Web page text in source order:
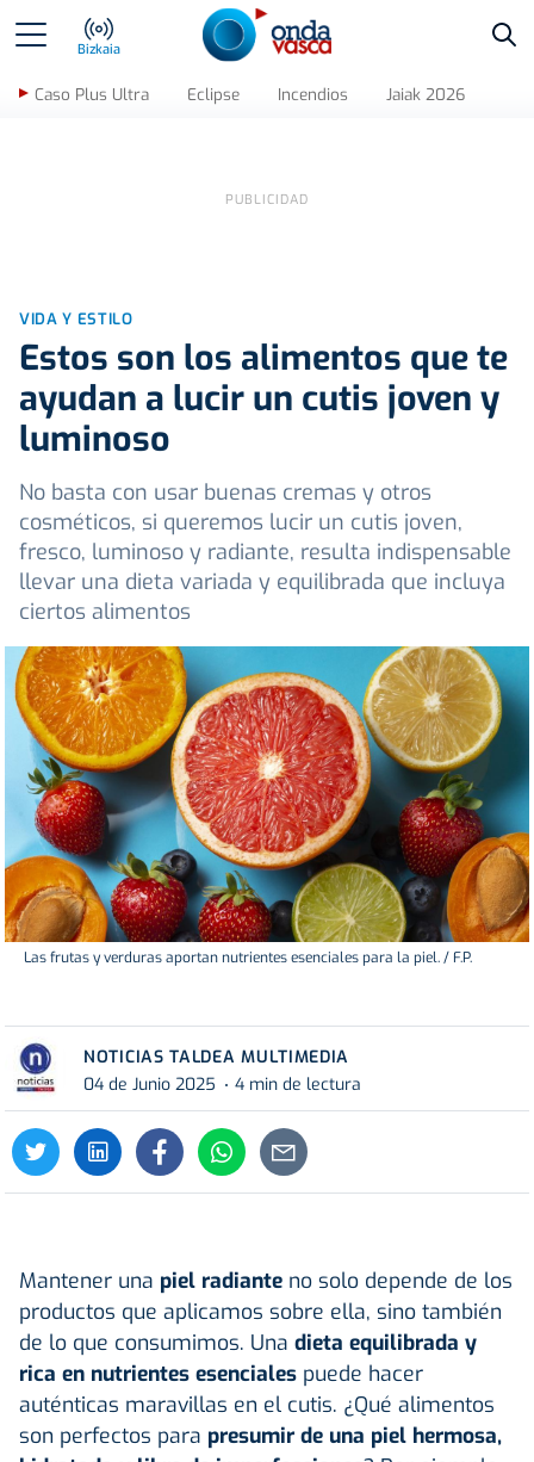
Bizkaia
Caso Plus Ultra Eclipse Incendios Jaiak 2026
VIDA Y ESTILO
Estos son los alimentos que te
ayudan a lucir un cutis joven y
luminoso
No basta con usar buenas cremas y otros
cosméticos, si queremos lucir un cutis joven,
fresco, luminoso y radiante, resulta indispensable
llevar una dieta variada y equilibrada que incluya
ciertos alimentos
Las frutas y verduras aportan nutrientes esenciales para la piel. / F.P.
NOTICIAS TALDEA MULTIMEDIA
04 de Junio 2025
4 min de lectura
Mantener una piel radiante no solo depende de los
productos que aplicamos sobre ella, sino también
de lo que consumimos. Una dieta equilibrada y
rica en nutrientes esenciales puede hacer
auténticas maravillas en el cutis. ¿Qué alimentos
son perfectos para presumir de una piel hermosa,